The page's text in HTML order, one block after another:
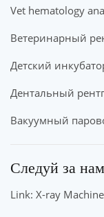
Vet hematology
Ветеринарный
Детский
Дентальный
Вакуумный
Следуй за
Link: X-ray